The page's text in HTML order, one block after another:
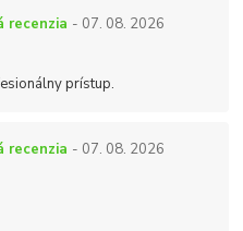
recenzia - 07. 08. 2026
prístup.
recenzia - 07. 08. 2026